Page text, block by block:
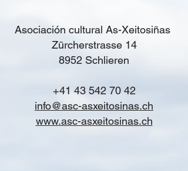
Asociación cultural As-Xeitosiñas
Zürcherstrasse 14
8952 Schlieren
+41 43 542 70 42
info@asc-asxeitosinas.ch
www.asc-asxeitosinas.ch